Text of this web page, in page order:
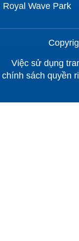
Royal Wave Park
Việc sử dụng
chính sách quyền